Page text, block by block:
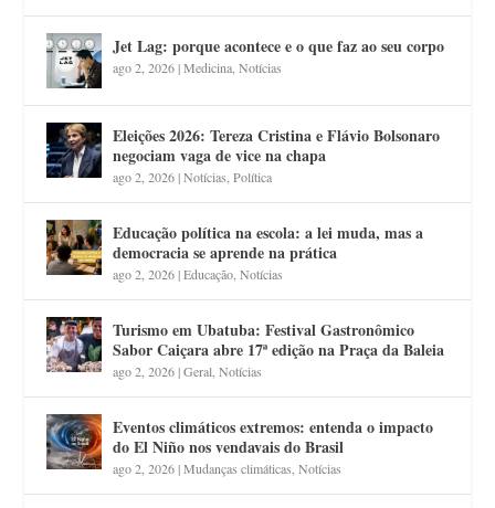
Jet Lag: porque acontece e o que faz ao seu corpo
ago 2, 2026|Medicina ,Notícias
Eleições 2026: Tereza Cristina e Flávio Bolsonaro
negociam vaga de vice na chapa
ago 2, 2026|Notícias ,Política
Educação política na escola: a lei muda, mas a
democracia se aprende na prática
ago 2, 2026|Educação ,Notícias
Turismo em Ubatuba: Festival Gastronômico
Sabor Caiçara abre 17ª edição na Praça da Baleia
ago 2, 2026|Geral ,Notícias
Eventos climáticos extremos: entenda o impacto
do El Niño nos vendavais do Brasil
ago 2, 2026|Mudanças climáticas ,Notícias